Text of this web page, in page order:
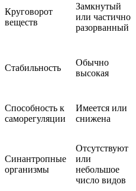
Круговорот
веществ
Замкнутый
или частично
разорванный
Стабильность
Обычно
высокая
Способность к
саморегуляции
Имеется или
снижена
Синантропные
организмы
Отсутствуют
или
небольшое
число видов